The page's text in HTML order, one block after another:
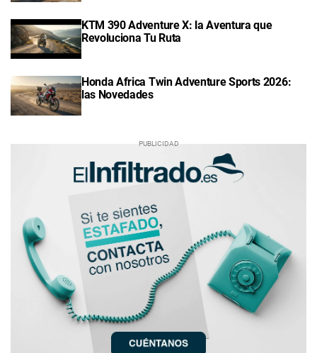
KTM 390 Adventure X: la Aventura que
Revoluciona Tu Ruta
Honda Africa Twin Adventure Sports 2026:
las Novedades